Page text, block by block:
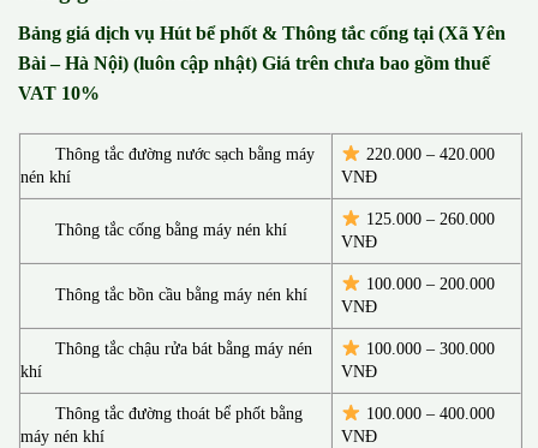
Bảng giá dịch vụ Hút bể phốt & Thông tắc cống tại (Xã Yên
Bài – Hà Nội) (luôn cập nhật) Giá trên chưa bao gồm thuế
VAT 10%
Thông tắc đường nước sạch bằng máy
nén khí
220.000 – 420.000
VNĐ
Thông tắc cống bằng máy nén khí
125.000 – 260.000
VNĐ
Thông tắc bồn cầu bằng máy nén khí
100.000 – 200.000
VNĐ
Thông tắc chậu rửa bát bằng máy nén
khí
100.000 – 300.000
VNĐ
Thông tắc đường thoát bể phốt bằng
máy nén khí
100.000 – 400.000
VNĐ